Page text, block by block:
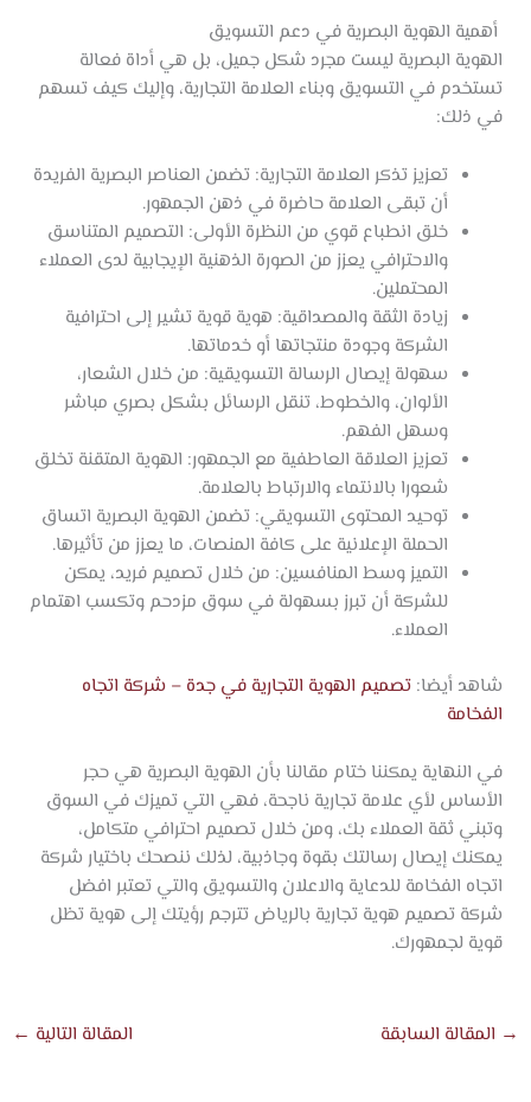
أهمية الهوية البصرية في دعم التسويق
الهوية البصرية ليست مجرد شكل جميل، بل هي أداة فعالة
تستخدم في التسويق وبناء العلامة التجارية، وإليك كيف تسهم
في ذلك:
تعزيز تذكر العلامة التجارية: تضمن العناصر البصرية الفريدة
أن تبقى العلامة حاضرة في ذهن الجمهور.
خلق انطباع قوي من النظرة الأولى: التصميم المتناسق
والاحترافي يعزز من الصورة الذهنية الإيجابية لدى العملاء
المحتملين.
زيادة الثقة والمصداقية: هوية قوية تشير إلى احترافية
الشركة وجودة منتجاتها أو خدماتها.
سهولة إيصال الرسالة التسويقية: من خلال الشعار،
الألوان، والخطوط، تنقل الرسائل بشكل بصري مباشر
وسهل الفهم.
تعزيز العلاقة العاطفية مع الجمهور: الهوية المتقنة تخلق
شعورا بالانتماء والارتباط بالعلامة.
توحيد المحتوى التسويقي: تضمن الهوية البصرية اتساق
الحملة الإعلانية على كافة المنصات، ما يعزز من تأثيرها.
التميز وسط المنافسين: من خلال تصميم فريد، يمكن
للشركة أن تبرز بسهولة في سوق مزدحم وتكسب اهتمام
العملاء.
شاهد أيضا: تصميم الهوية التجارية في جدة – شركة اتجاه
الفخامة
في النهاية يمكننا ختام مقالنا بأن الهوية البصرية هي حجر
الأساس لأي علامة تجارية ناجحة، فهي التي تميزك في السوق
وتبني ثقة العملاء بك، ومن خلال تصميم احترافي متكامل،
يمكنك إيصال رسالتك بقوة وجاذبية، لذلك ننصحك باختيار شركة
اتجاه الفخامة للدعاية والاعلان والتسويق والتي تعتبر افضل
شركة تصميم هوية تجارية بالرياض تترجم رؤيتك إلى هوية تظل
قوية لجمهورك.
→ المقالة السابقة المقالة التالية ←